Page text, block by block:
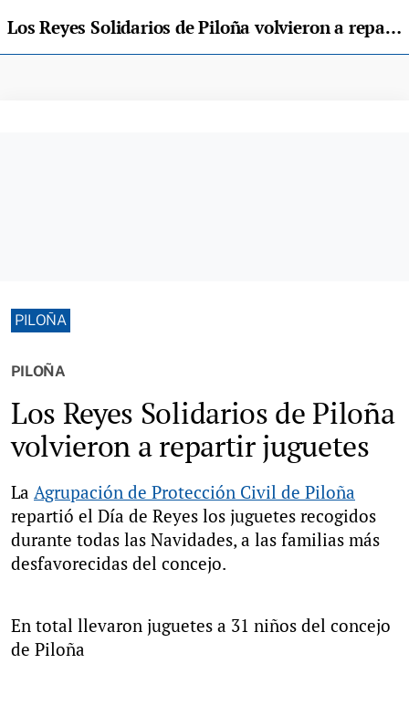
Los Reyes Solidarios de Piloña volvieron a repartir juguetes
PILOÑA
PILOÑA
Los Reyes Solidarios de Piloña
volvieron a repartir juguetes
La Agrupación de Protección Civil de Piloña
repartió el Día de Reyes los juguetes recogidos
durante todas las Navidades, a las familias más
desfavorecidas del concejo.
En total llevaron juguetes a 31 niños del concejo
de Piloña